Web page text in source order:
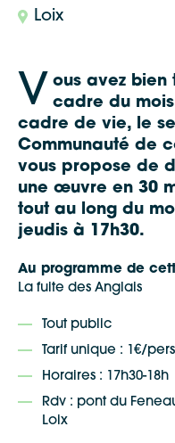
Loix
V ous avez bien
cadre du
cadre de vie, le
Communauté de
vous propose de
une œuvre en 30
tout au long du
jeudis à 17h30.
Au programme de
La fuite des Anglais
Tout public
Tarif unique : 1€/pers
Horaires : 17h30-18h
Rdv : pont du
Loix